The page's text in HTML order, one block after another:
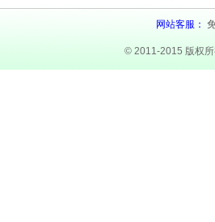
网站客服：
© 2011-2015 版权